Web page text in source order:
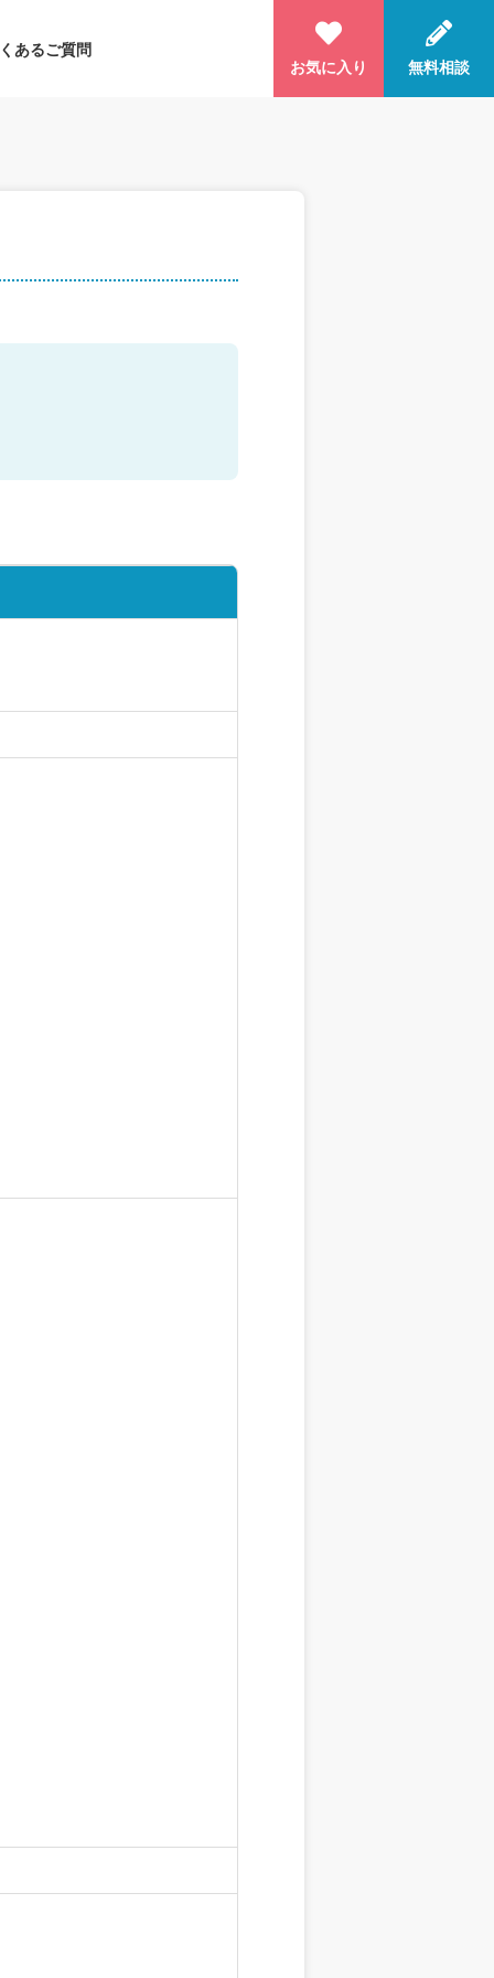
あるご質問
お気に入り
無料相談